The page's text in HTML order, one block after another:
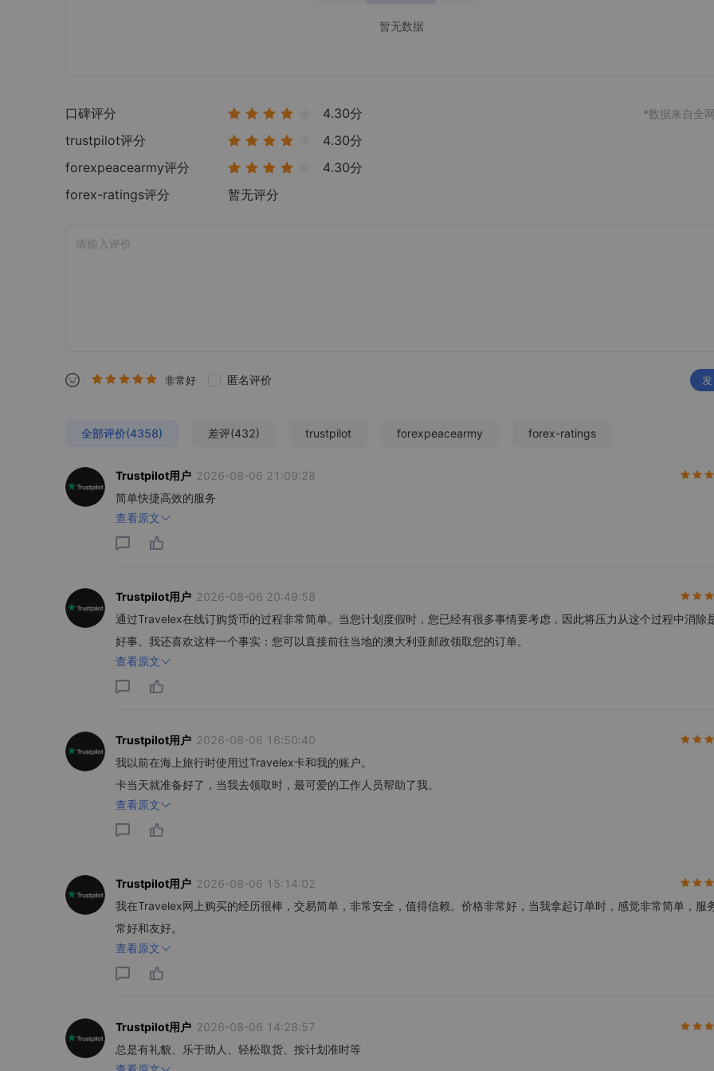
暂无数据
口碑评分 4.30分 *数据来自全
trustpilot评分 4.30分
forexpeacearmy评分 4.30分
forex-ratings评分 暂无评分
非常好 匿名评价
全部评价(4358) 差评(432) trustpilot forexpeacearmy forex-ratings
Trustpilot用户 2026-08-06 21:09:28
简单快捷高效的服务
查看原文
Trustpilot用户 2026-08-06 20:49:58
通过Travelex在线订购货币的过程非常简单。当您计划度假时，您已经有很多事情要考虑，因此将压力从这个过程中消除
好事。我还喜欢这样一个事实：您可以直接前往当地的澳大利亚邮政领取您的订单。
查看原文
Trustpilot用户 2026-08-06 16:50:40
我以前在海上旅行时使用过Travelex卡和我的账户。
卡当天就准备好了，当我去领取时，最可爱的工作人员帮助了我。
查看原文
Trustpilot用户 2026-08-06 15:14:02
我在Travelex网上购买的经历很棒，交易简单，非常安全，值得信赖。价格非常好，当我拿起订单时，感觉非常简单，服
常好和友好。
查看原文
Trustpilot用户 2026-08-06 14:28:57
总是有礼貌、乐于助人、轻松取货、按计划准时等